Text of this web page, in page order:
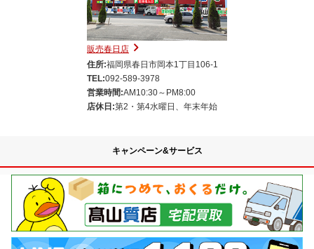
販売春日店
住所:福岡県春日市岡本1丁目106-1
TEL:092-589-3978
営業時間:AM10:30～PM8:00
店休日:第2・第4水曜日、年末年始
キャンペーン&サービス